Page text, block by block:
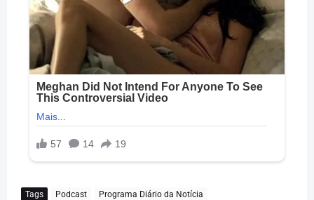
Tags Podcast Programa Diário da Notícia